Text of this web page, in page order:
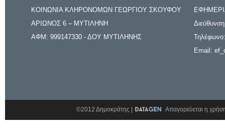
ΚΟΙΝΩΝΙΑ ΚΛΗΡΟΝΟΜΩΝ ΓΕΩΡΓΙΟΥ ΣΚΟΥΦΟΥ
ΑΡΙΩΝΟΣ 6 – ΜΥΤΙΛΗΝΗ
ΑΦΜ: 999147330 - ΔΟΥ ΜΥΤΙΛΗΝΗΣ
Email:
©2012 Δημοκράτης | Απαγορεύεται η